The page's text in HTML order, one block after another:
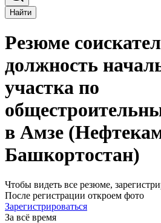
Найти
Резюме
должность
участка по
в Амзе
Башкортостан)
Чтобы видеть все резюме,
После регистрации откроем фото
Зарегистрироваться
За всё время